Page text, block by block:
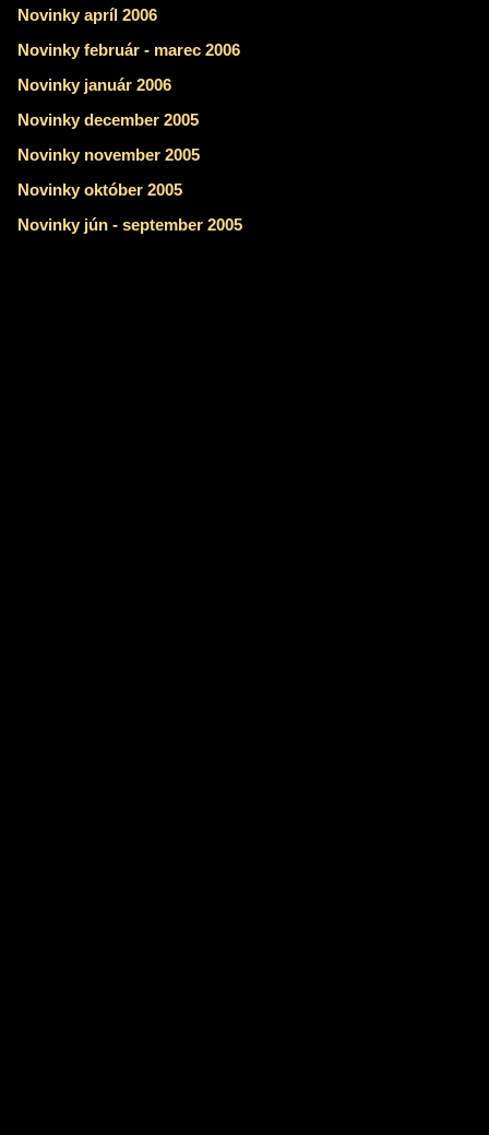
Novinky apríl 2006
Novinky február - marec 2006
Novinky január 2006
Novinky december 2005
Novinky november 2005
Novinky október 2005
Novinky jún - september 2005